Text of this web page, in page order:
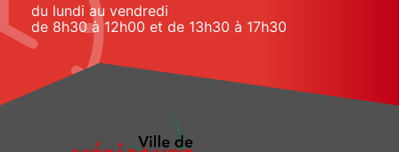
du lundi au vendredi
de 8h30 à 12h00 et de 13h30 à 17h30